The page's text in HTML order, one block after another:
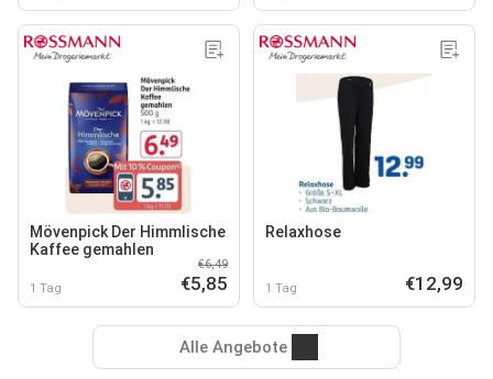
Mövenpick Der Himmlische
Kaffee gemahlen
1 Tag
€6,49
€5,85
Relaxhose
1 Tag €12,99
Alle Angebote